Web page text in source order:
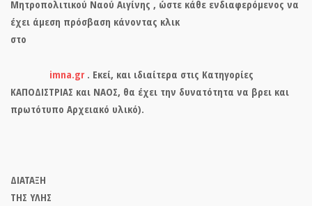
Μητροπολιτικού Ναού Αιγίνης , ώστε κάθε ενδιαφερόμενος να
έχει άμεση πρόσβαση κάνοντας κλικ
στο
imna.gr. Εκεί, και ιδιαίτερα στις Κατηγορίες
ΚΑΠΟΔΙΣΤΡΙΑΣ και ΝΑΟΣ, θα έχει την δυνατότητα να βρει και
πρωτότυπο Αρχειακό υλικό).
ΔΙΑΤΑΞΗ
ΤΗΣ